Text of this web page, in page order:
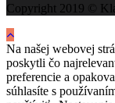
Copyright 2019 ©
Na našej webovej
poskytli čo
preferencie a
súhlasíte s